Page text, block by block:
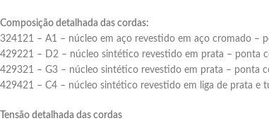
Composição detalhada das cordas:
324121 – A1 – núcleo em aço revestido em aço cromado –
429221 – D2 – núcleo sintético revestido em prata – ponta
429321 – G3 – núcleo sintético revestido em prata – ponta
429421 – C4 – núcleo sintético revestido em liga de prata e
Tensão detalhada das cordas